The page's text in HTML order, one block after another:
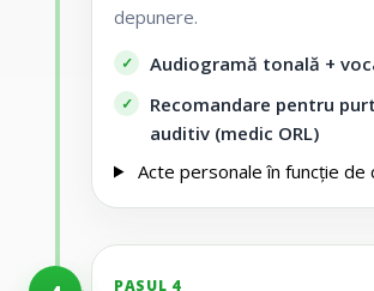
depunere.
Audiogramă tonală +
Recomandare pentru
auditiv (medic ORL)
Acte personale în funcție de
PASUL 4